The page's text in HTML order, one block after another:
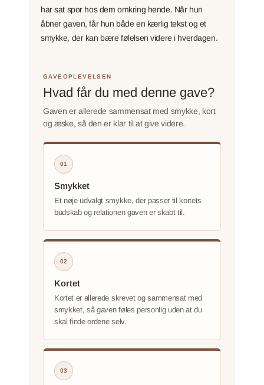
har sat spor hos dem omkring hende. Når hun
åbner gaven, får hun både en kærlig tekst og et
smykke, der kan bære følelsen videre i hverdagen.
GAVEOPLEVELSEN
Hvad får du med denne gave?
Gaven er allerede sammensat med smykke, kort
og æske, så den er klar til at give videre.
01
Smykket
Et nøje udvalgt smykke, der passer til kortets
budskab og relationen gaven er skabt til.
02
Kortet
Kortet er allerede skrevet og sammensat med
smykket, så gaven føles personlig uden at du
skal finde ordene selv.
03